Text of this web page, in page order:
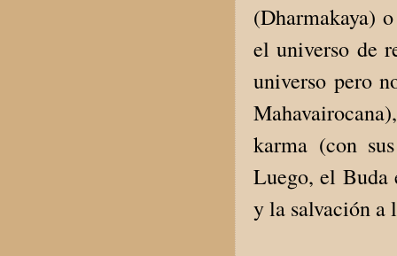
(Dharmakaya)
el universo de
universo pero
karma (con
Luego, el Buda
y la salvación a